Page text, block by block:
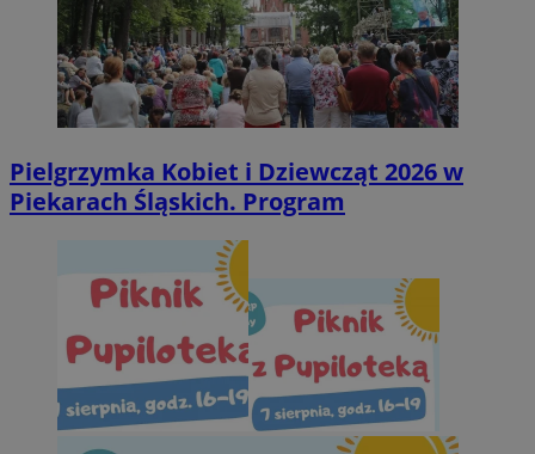
Pielgrzymka Kobiet i Dziewcząt 2026 w
Piekarach Śląskich. Program